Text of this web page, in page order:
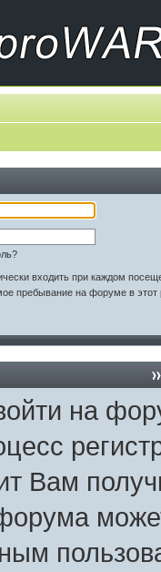
входить при каждом
пребывание на форуме в этот
на
Вам